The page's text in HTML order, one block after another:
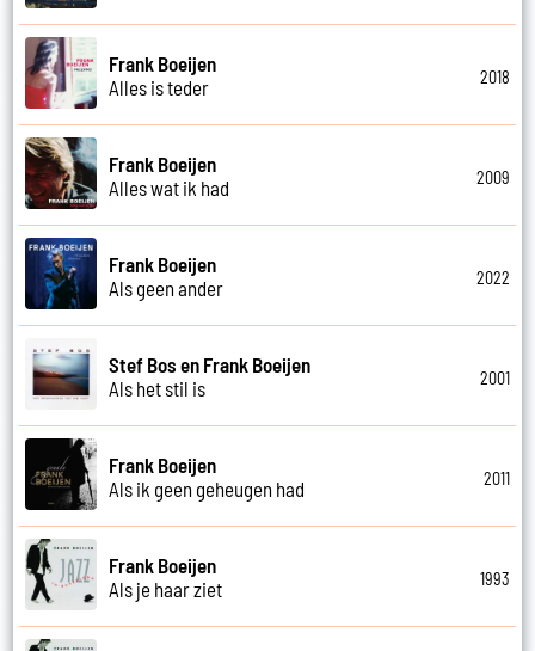
Frank Boeijen
Alles is teder
2018
Frank Boeijen
Alles wat ik had
2009
Frank Boeijen
Als geen ander
2022
Stef Bos en Frank Boeijen
Als het stil is
2001
Frank Boeijen
Als ik geen geheugen had
2011
Frank Boeijen
Als je haar ziet
1993